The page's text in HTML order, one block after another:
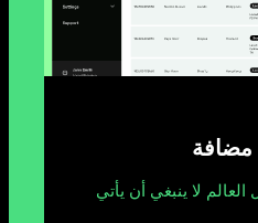
لا ينبغي أن يأتي